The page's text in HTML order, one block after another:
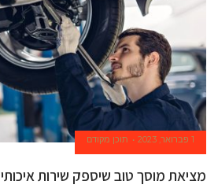
1 פברואר, 2023 תוכן מקודם
מציאת מוסך טוב שיספק שירות